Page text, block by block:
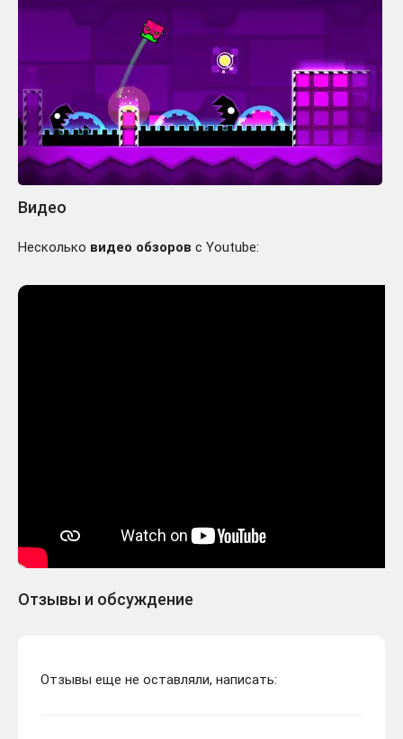
Видео
Несколько видео обзоров с Youtube:
Отзывы и обсуждение
Отзывы еще не оставляли, написать: